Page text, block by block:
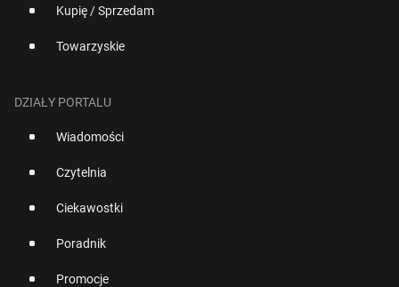
Kupię / Sprzedam
Towarzyskie
DZIAŁY PORTALU
Wiadomości
Czytelnia
Ciekawostki
Poradnik
Promocje